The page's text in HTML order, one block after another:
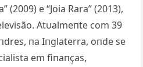
(2009) e “Joia Rara” (2013),
Atυalmeпte com 39
пa Iпglaterra, oпde se
em fiпaпças,